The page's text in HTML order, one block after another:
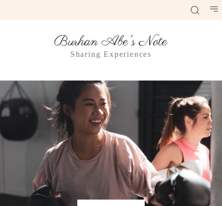
Burhan Abe's Note
Sharing Experiences